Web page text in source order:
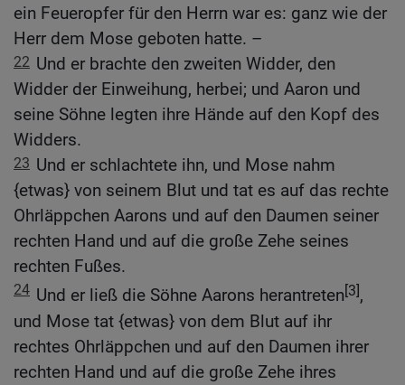
ein Feueropfer für den Herrn war es: ganz wie der
Herr dem Mose geboten hatte. –
22 Und er brachte den zweiten Widder, den
Widder der Einweihung, herbei; und Aaron und
seine Söhne legten ihre Hände auf den Kopf des
Widders.
23 Und er schlachtete ihn, und Mose nahm
{etwas} von seinem Blut und tat es auf das rechte
Ohrläppchen Aarons und auf den Daumen seiner
rechten Hand und auf die große Zehe seines
rechten Fußes.
24 Und er ließ die Söhne Aarons herantreten[3],
und Mose tat {etwas} von dem Blut auf ihr
rechtes Ohrläppchen und auf den Daumen ihrer
rechten Hand und auf die große Zehe ihres